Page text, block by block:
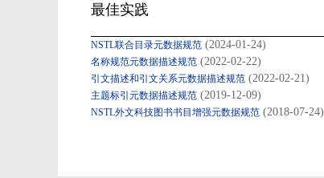
最佳实践
NSTL联合目录元数据规范 (2024-01-24)
名称规范元数据描述规范 (2022-02-22)
引文描述和引文关系元数据描述规范 (2022-02-21)
主题标引元数据描述规范 (2019-12-09)
NSTL外文科技图书书目增强元数据规范 (2018-07-24)